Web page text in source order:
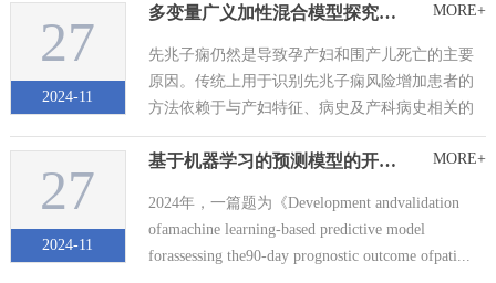
27
2024-11
多变量广义加性混合模型探究阿司匹林对孕期MAP和UtA-PI影响 MORE+
先兆子痫仍然是导致孕产妇和围产儿死亡的主要
原因。传统上用于识别先兆子痫风险增加患者的
方法依赖于与产妇特征、病史及产科病史相关的
风险因素，但这些方法未能检测出大多数最终发
展为该病的妇女。 2023年6月，《Ultrasound in
27
2024-11
基于机器学习的预测模型的开发和验证，用于评估自发性脑出血患者90天的预后结果 MORE+
2024年，一篇题为《Development andvalidation
ofamachine learning-based predictive model
forassessing the90-day prognostic outcome ofpati...